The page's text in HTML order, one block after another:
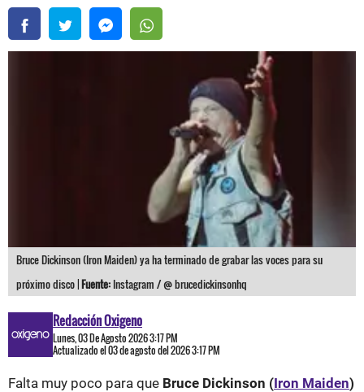
Bruce Dickinson (Iron Maiden) ya ha terminado de grabar las voces para su
próximo disco |Fuente: Instagram / @ brucedickinsonhq
Redacción Oxigeno
Lunes, 03 De Agosto 2026 3:17 PM
Actualizado el 03 de agosto del 2026 3:17 PM
Falta muy poco para que Bruce Dickinson (Iron Maiden)